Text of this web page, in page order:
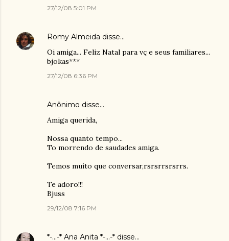
27/12/08 5:01 PM
Romy Almeida disse…
Oi amiga... Feliz Natal para vç e seus familiares...
bjokas***
27/12/08 6:36 PM
Anônimo disse…
Amiga querida,
Nossa quanto tempo...
To morrendo de saudades amiga.
Temos muito que conversar,rsrsrrsrsrrs.
Te adoro!!!
Bjuss
29/12/08 7:16 PM
*-...-* Ana Anita *-...-* disse…